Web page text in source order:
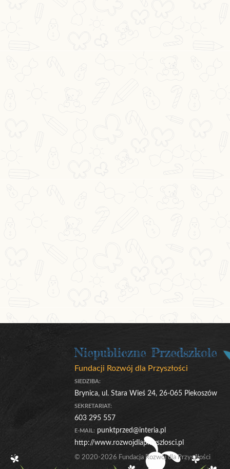
Niepubliczne Przedszkole
Fundacji Rozwój dla Przyszłości
SIEDZIBA:
Brynica, ul. Stara Wieś 24, 26-065 Piekoszów
SEKRETARIAT:
603 295 557
E-MAIL: punktprzed@interia.pl
http://www.rozwojdlaprzyszlosci.pl
© 2020-2026 Fundacja Rozwój dla Przyszłości